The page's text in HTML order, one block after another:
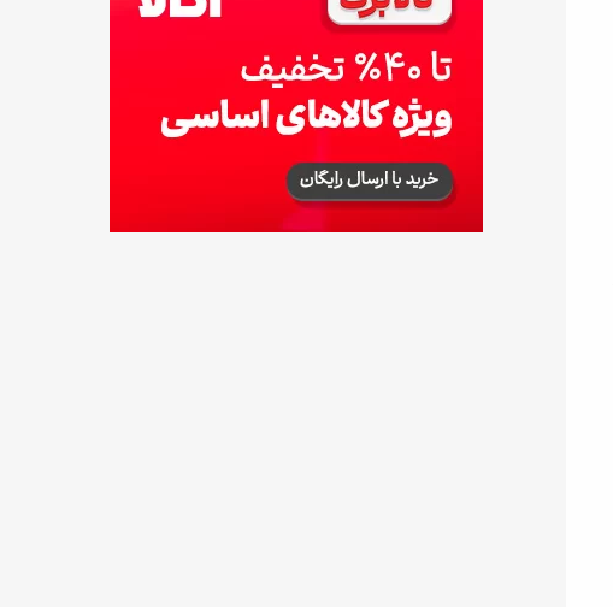
آموزش گام به گام برنامه شمیم کالابرگ
17 مرداد 1405
لیست شهرهای فعال اُکالا
17 مرداد 1405